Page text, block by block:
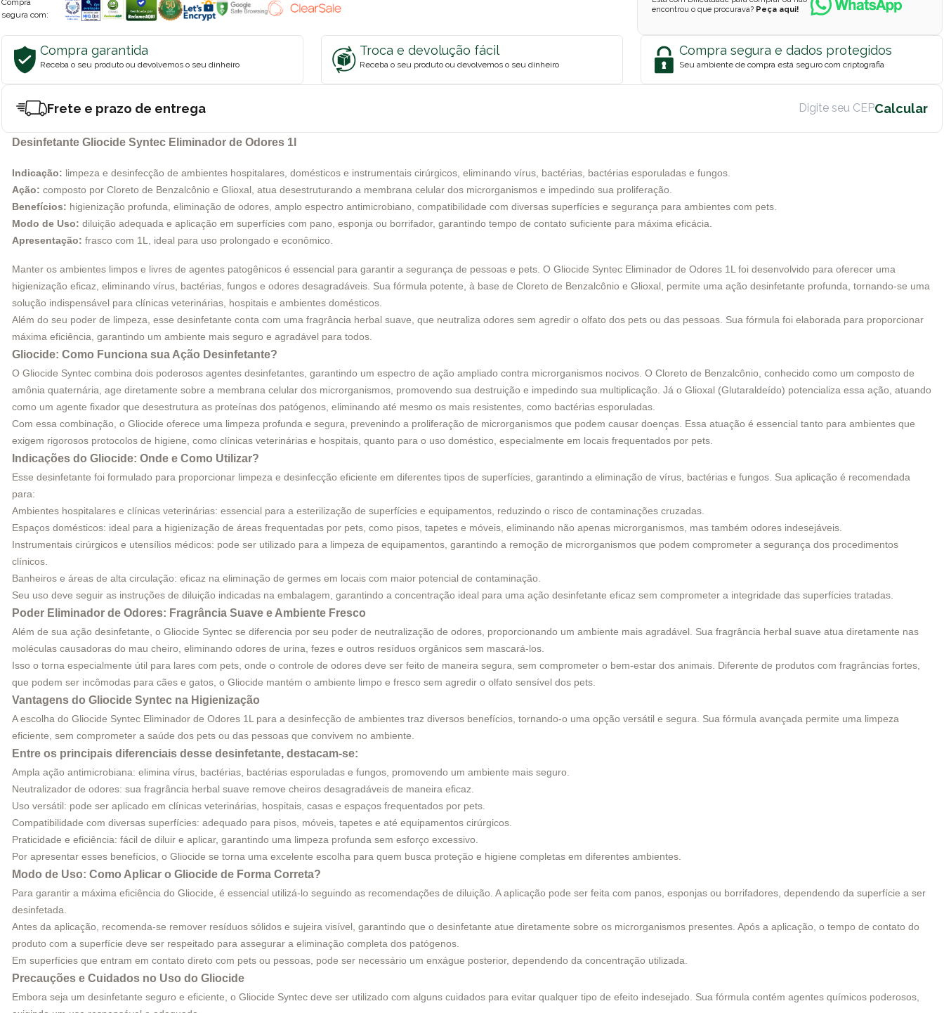
segura com:
encontrou o que procurava? Peça aqui!
Compra garantida
Receba o seu produto ou devolvemos o seu dinheiro
Troca e devolução fácil
Receba o seu produto ou devolvemos o seu dinheiro
Compra segura e dados protegidos
Seu ambiente de compra está seguro com criptografia
Frete e prazo de entrega
Desinfetante Gliocide Syntec Eliminador de Odores 1l
Indicação: limpeza e desinfecção de ambientes hospitalares, domésticos e instrumentais cirúrgicos, eliminando vírus, bactérias, bactérias esporuladas e fungos.
Ação: composto por Cloreto de Benzalcônio e Glioxal, atua desestruturando a membrana celular dos microrganismos e impedindo sua proliferação.
Benefícios: higienização profunda, eliminação de odores, amplo espectro antimicrobiano, compatibilidade com diversas superfícies e segurança para ambientes com pets.
Modo de Uso: diluição adequada e aplicação em superfícies com pano, esponja ou borrifador, garantindo tempo de contato suficiente para máxima eficácia.
Apresentação: frasco com 1L, ideal para uso prolongado e econômico.
Manter os ambientes limpos e livres de agentes patogênicos é essencial para garantir a segurança de pessoas e pets. O Gliocide Syntec Eliminador de Odores 1L foi desenvolvido para oferecer uma
higienização eficaz, eliminando vírus, bactérias, fungos e odores desagradáveis. Sua fórmula potente, à base de Cloreto de Benzalcônio e Glioxal, permite uma ação desinfetante profunda, tornando-se uma
solução indispensável para clínicas veterinárias, hospitais e ambientes domésticos.
Além do seu poder de limpeza, esse desinfetante conta com uma fragrância herbal suave, que neutraliza odores sem agredir o olfato dos pets ou das pessoas. Sua fórmula foi elaborada para proporcionar
máxima eficiência, garantindo um ambiente mais seguro e agradável para todos.
Gliocide: Como Funciona sua Ação Desinfetante?
O Gliocide Syntec combina dois poderosos agentes desinfetantes, garantindo um espectro de ação ampliado contra microrganismos nocivos. O Cloreto de Benzalcônio, conhecido como um composto de
amônia quaternária, age diretamente sobre a membrana celular dos microrganismos, promovendo sua destruição e impedindo sua multiplicação. Já o Glioxal (Glutaraldeído) potencializa essa ação, atuando
como um agente fixador que desestrutura as proteínas dos patógenos, eliminando até mesmo os mais resistentes, como bactérias esporuladas.
Com essa combinação, o Gliocide oferece uma limpeza profunda e segura, prevenindo a proliferação de microrganismos que podem causar doenças. Essa atuação é essencial tanto para ambientes que
exigem rigorosos protocolos de higiene, como clínicas veterinárias e hospitais, quanto para o uso doméstico, especialmente em locais frequentados por pets.
Indicações do Gliocide: Onde e Como Utilizar?
Esse desinfetante foi formulado para proporcionar limpeza e desinfecção eficiente em diferentes tipos de superfícies, garantindo a eliminação de vírus, bactérias e fungos. Sua aplicação é recomendada
para:
Ambientes hospitalares e clínicas veterinárias: essencial para a esterilização de superfícies e equipamentos, reduzindo o risco de contaminações cruzadas.
Espaços domésticos: ideal para a higienização de áreas frequentadas por pets, como pisos, tapetes e móveis, eliminando não apenas microrganismos, mas também odores indesejáveis.
Instrumentais cirúrgicos e utensílios médicos: pode ser utilizado para a limpeza de equipamentos, garantindo a remoção de microrganismos que podem comprometer a segurança dos procedimentos
clínicos.
Banheiros e áreas de alta circulação: eficaz na eliminação de germes em locais com maior potencial de contaminação.
Seu uso deve seguir as instruções de diluição indicadas na embalagem, garantindo a concentração ideal para uma ação desinfetante eficaz sem comprometer a integridade das superfícies tratadas.
Poder Eliminador de Odores: Fragrância Suave e Ambiente Fresco
Além de sua ação desinfetante, o Gliocide Syntec se diferencia por seu poder de neutralização de odores, proporcionando um ambiente mais agradável. Sua fragrância herbal suave atua diretamente nas
moléculas causadoras do mau cheiro, eliminando odores de urina, fezes e outros resíduos orgânicos sem mascará-los.
Isso o torna especialmente útil para lares com pets, onde o controle de odores deve ser feito de maneira segura, sem comprometer o bem-estar dos animais. Diferente de produtos com fragrâncias fortes,
que podem ser incômodas para cães e gatos, o Gliocide mantém o ambiente limpo e fresco sem agredir o olfato sensível dos pets.
Vantagens do Gliocide Syntec na Higienização
A escolha do Gliocide Syntec Eliminador de Odores 1L para a desinfecção de ambientes traz diversos benefícios, tornando-o uma opção versátil e segura. Sua fórmula avançada permite uma limpeza
eficiente, sem comprometer a saúde dos pets ou das pessoas que convivem no ambiente.
Entre os principais diferenciais desse desinfetante, destacam-se:
Ampla ação antimicrobiana: elimina vírus, bactérias, bactérias esporuladas e fungos, promovendo um ambiente mais seguro.
Neutralizador de odores: sua fragrância herbal suave remove cheiros desagradáveis de maneira eficaz.
Uso versátil: pode ser aplicado em clínicas veterinárias, hospitais, casas e espaços frequentados por pets.
Compatibilidade com diversas superfícies: adequado para pisos, móveis, tapetes e até equipamentos cirúrgicos.
Praticidade e eficiência: fácil de diluir e aplicar, garantindo uma limpeza profunda sem esforço excessivo.
Por apresentar esses benefícios, o Gliocide se torna uma excelente escolha para quem busca proteção e higiene completas em diferentes ambientes.
Modo de Uso: Como Aplicar o Gliocide de Forma Correta?
Para garantir a máxima eficiência do Gliocide, é essencial utilizá-lo seguindo as recomendações de diluição. A aplicação pode ser feita com panos, esponjas ou borrifadores, dependendo da superfície a ser
desinfetada.
Antes da aplicação, recomenda-se remover resíduos sólidos e sujeira visível, garantindo que o desinfetante atue diretamente sobre os microrganismos presentes. Após a aplicação, o tempo de contato do
produto com a superfície deve ser respeitado para assegurar a eliminação completa dos patógenos.
Em superfícies que entram em contato direto com pets ou pessoas, pode ser necessário um enxágue posterior, dependendo da concentração utilizada.
Precauções e Cuidados no Uso do Gliocide
Embora seja um desinfetante seguro e eficiente, o Gliocide Syntec deve ser utilizado com alguns cuidados para evitar qualquer tipo de efeito indesejado. Sua fórmula contém agentes químicos poderosos,